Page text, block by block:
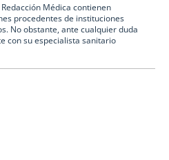
Médica contienen
procedentes de instituciones
No obstante, ante cualquier duda
con su especialista sanitario